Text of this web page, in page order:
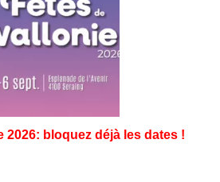
2026: bloquez déjà les dates !